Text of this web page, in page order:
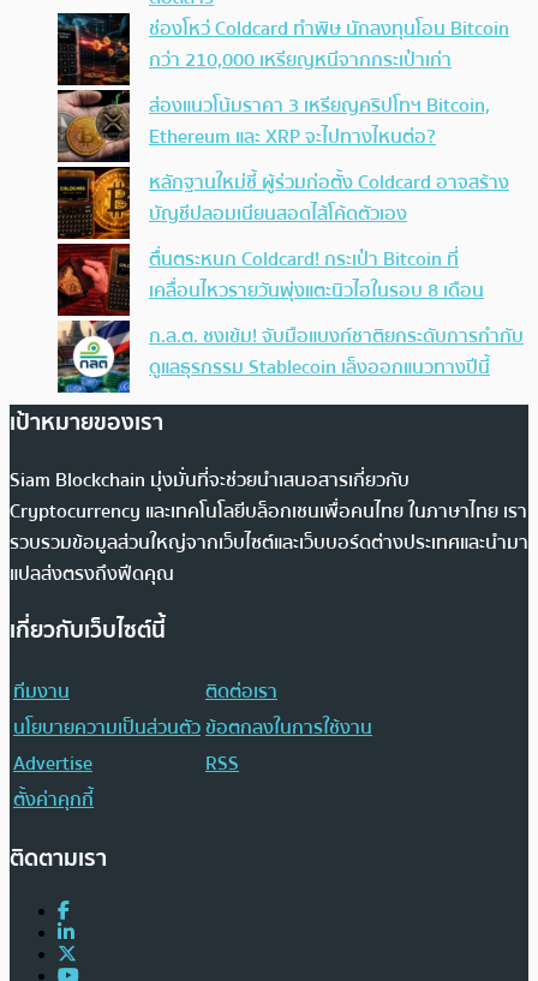
ช่องโหว่ Coldcard ทำพิษ นักลงทุนโอน Bitcoin
กว่า 210,000 เหรียญหนีจากกระเป๋าเก่า
ส่องแนวโน้มราคา 3 เหรียญคริปโทฯ Bitcoin,
Ethereum และ XRP จะไปทางไหนต่อ?
หลักฐานใหม่ชี้ ผู้ร่วมก่อตั้ง Coldcard อาจสร้าง
บัญชีปลอมเนียนสอดไส้โค้ดตัวเอง
ตื่นตระหนก Coldcard! กระเป๋า Bitcoin ที่
เคลื่อนไหวรายวันพุ่งแตะนิวไฮในรอบ 8 เดือน
ก.ล.ต. ชงเข้ม! จับมือแบงก์ชาติยกระดับการกำกับ
ดูแลธุรกรรม Stablecoin เล็งออกแนวทางปีนี้
เป้าหมายของเรา
Siam Blockchain มุ่งมั่นที่จะช่วยนำเสนอสารเกี่ยวกับ
Cryptocurrency และเทคโนโลยีบล็อกเชนเพื่อคนไทย ในภาษาไทย เรา
รวบรวมข้อมูลส่วนใหญ่จากเว็บไซต์และเว็บบอร์ดต่างประเทศและนำมา
แปลส่งตรงถึงฟีดคุณ
เกี่ยวกับเว็บไซต์นี้
ทีมงาน
ติดต่อเรา
นโยบายความเป็นส่วนตัวข้อตกลงในการใช้งาน
Advertise
RSS
ตั้งค่าคุกกี้
ติดตามเรา